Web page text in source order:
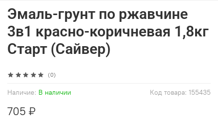
(0)
Код товара: 155435
Наличие: В наличии
Эмаль-грунт по ржавчине
3в1 красно-коричневая 1,8кг
Старт (Сайвер)
705 ₽